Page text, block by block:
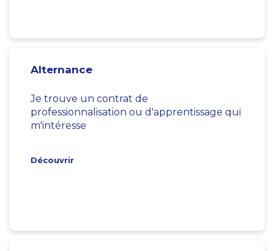
Alternance
Je trouve un contrat de
professionnalisation ou d'apprentissage qui
m'intéresse
Découvrir